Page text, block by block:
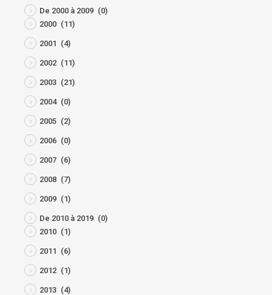
De 2000 à 2009 (0)
2000 (11)
2001 (4)
2002 (11)
2003 (21)
2004 (0)
2005 (2)
2006 (0)
2007 (6)
2008 (7)
2009 (1)
De 2010 à 2019 (0)
2010 (1)
2011 (6)
2012 (1)
2013 (4)